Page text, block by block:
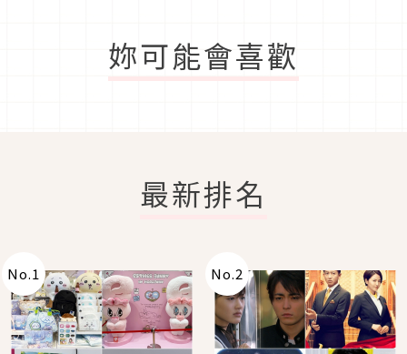
妳可能會喜歡
最新排名
No.1 No.2